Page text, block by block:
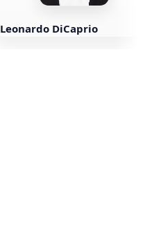
Leonardo DiCaprio